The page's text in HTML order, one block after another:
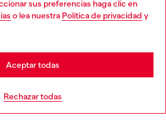
sus preferencias haga clic en
o lea nuestra Política de privacidad y
Rechazar todas
Aceptar todas
España website, but it seems you